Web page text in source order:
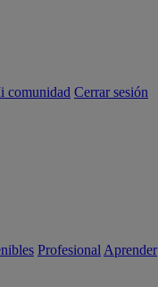
comunidad Cerrar sesión
Profesional Aprender